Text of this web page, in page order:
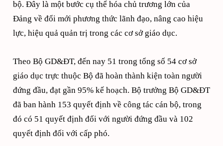
bộ. Đây là một bước cụ thể hóa chủ trương lớn của
Đảng về đổi mới phương thức lãnh đạo, nâng cao hiệu
lực, hiệu quả quản trị trong các cơ sở giáo dục.
Theo Bộ GD&ĐT, đến nay 51 trong tổng số 54 cơ sở
giáo dục trực thuộc Bộ đã hoàn thành kiện toàn người
đứng đầu, đạt gần 95% kế hoạch. Bộ trưởng Bộ GD&ĐT
đã ban hành 153 quyết định về công tác cán bộ, trong
đó có 51 quyết định đối với người đứng đầu và 102
quyết định đối với cấp phó.